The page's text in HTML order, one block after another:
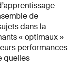
de
dans la
« optimaux »
performances
quelles